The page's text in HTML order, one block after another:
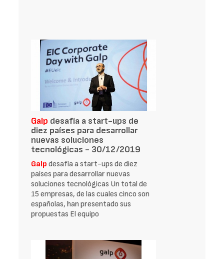
Galp desafía a start-ups de
diez países para desarrollar
nuevas soluciones
tecnológicas - 30/12/2019
Galp desafía a start-ups de diez
países para desarrollar nuevas
soluciones tecnológicas Un total de
15 empresas, de las cuales cinco son
españolas, han presentado sus
propuestas El equipo